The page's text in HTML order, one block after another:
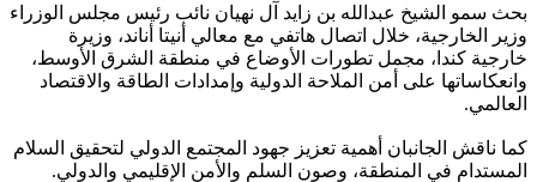
بحث سمو الشيخ عبدالله بن زايد آل نهيان نائب رئيس مجلس الوزراء
وزير الخارجية، خلال اتصال هاتفي مع معالي أنيتا أناند، وزيرة
خارجية كندا، مجمل تطورات الأوضاع في منطقة الشرق الأوسط،
وانعكاساتها على أمن الملاحة الدولية وإمدادات الطاقة والاقتصاد
العالمي.
كما ناقش الجانبان أهمية تعزيز جهود المجتمع الدولي لتحقيق السلام
المستدام في المنطقة، وصون السلم والأمن الإقليمي والدولي.